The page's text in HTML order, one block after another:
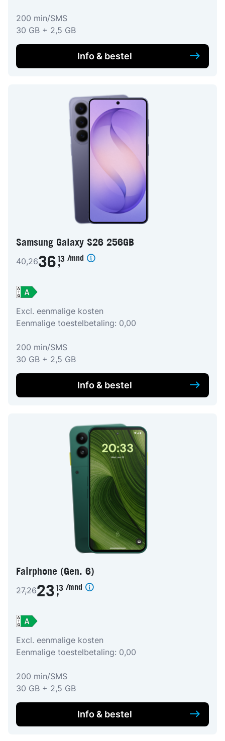
200 min/SMS
30 GB + 2,5 GB
Info & bestel
Samsung Galaxy S26 256GB
40,2636 ,
13 /mnd
Excl. eenmalige kosten
Eenmalige toestelbetaling: 0,00
200 min/SMS
30 GB + 2,5 GB
Info & bestel
Fairphone (Gen. 6)
27,2623 ,
13 /mnd
Excl. eenmalige kosten
Eenmalige toestelbetaling: 0,00
200 min/SMS
30 GB + 2,5 GB
Info & bestel